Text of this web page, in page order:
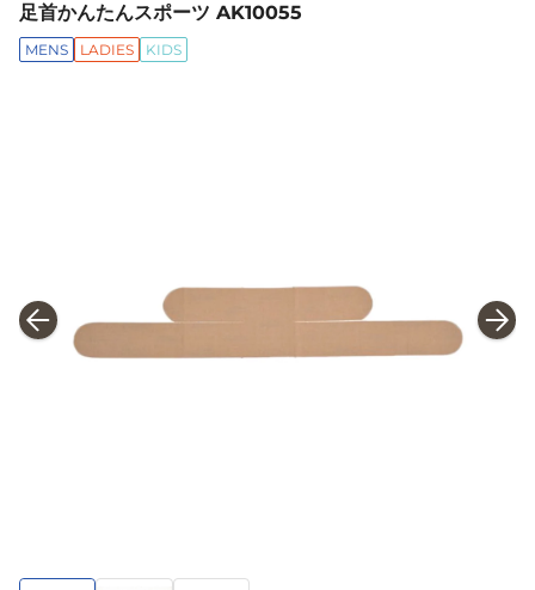
足首かんたんスポーツ AK10055
MENS LADIES KIDS